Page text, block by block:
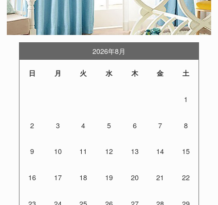
2026年8月
日 月 火 水 木 金 土
1
2 3 4 5 6 7 8
9 10 11 12 13 14 15
16 17 18 19 20 21 22